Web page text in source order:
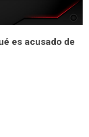
es acusado de